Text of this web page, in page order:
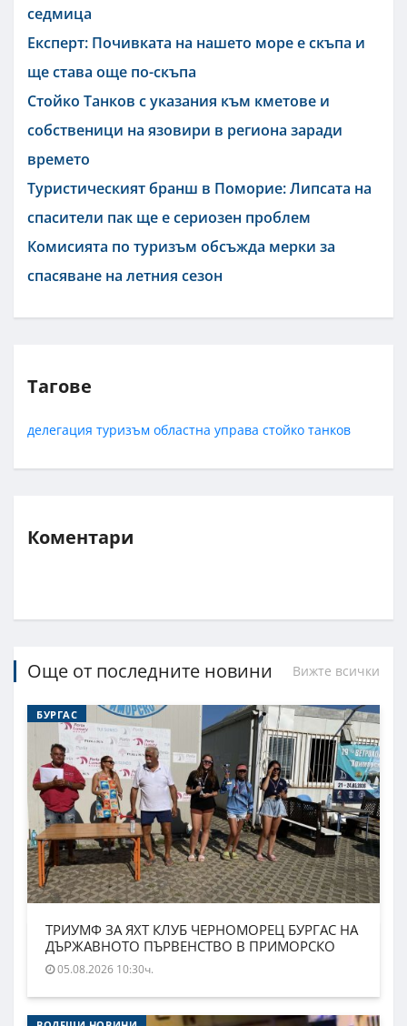
седмица
Експерт: Почивката на нашето море е скъпа и
ще става още по-скъпа
Стойко Танков с указания към кметове и
собственици на язовири в региона заради
времето
Туристическият бранш в Поморие: Липсата на
спасители пак ще е сериозен проблем
Комисията по туризъм обсъжда мерки за
спасяване на летния сезон
Тагове
делегация туризъм областна управа стойко танков
Коментари
Още от последните новини Вижте всички
БУРГАС
ТРИУМФ ЗА ЯХТ КЛУБ ЧЕРНОМОРЕЦ БУРГАС НА
ДЪРЖАВНОТО ПЪРВЕНСТВО В ПРИМОРСКО
05.08.2026 10:30ч.